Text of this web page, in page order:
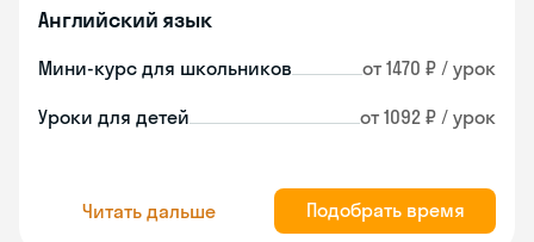
Английский язык
Мини-курс для школьников от 1470 ₽ / урок
Уроки для детей от 1092 ₽ / урок
Читать дальше Подобрать время